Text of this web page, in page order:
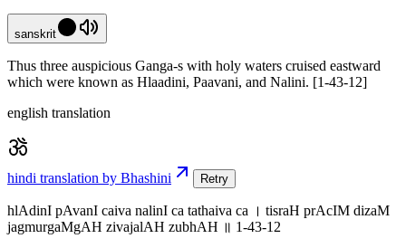
sanskrit
Thus three auspicious Ganga-s with holy waters cruised eastward
which were known as Hlaadini, Paavani, and Nalini. [1-43-12]
english translation
hindi translation by Bhashini Retry
hlAdinI pAvanI caiva nalinI ca tathaiva ca । tisraH prAcIM dizaM
jagmurgaMgAH zivajalAH zubhAH ॥ 1-43-12